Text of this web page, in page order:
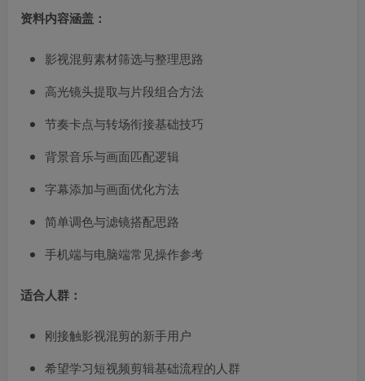
资料内容涵盖：
影视混剪素材筛选与整理思路
高光镜头提取与片段组合方法
节奏卡点与转场衔接基础技巧
背景音乐与画面匹配逻辑
字幕添加与画面优化方法
简单调色与滤镜搭配思路
手机端与电脑端常见操作参考
适合人群：
刚接触影视混剪的新手用户
希望学习短视频剪辑基础流程的人群